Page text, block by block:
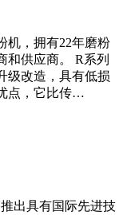
机，拥有22年磨粉
和供应商。 R系列
级改造，具有低损
点，它比传…
出具有国际先进技